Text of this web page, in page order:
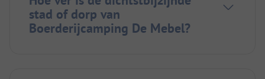
stad of dorp van
Boerderijcamping De Mebel?